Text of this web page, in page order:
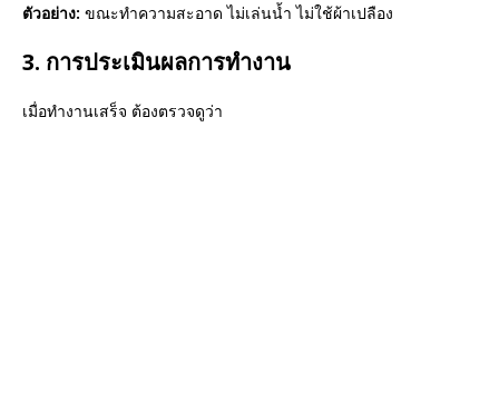
ตัวอย่าง: ขณะทำความสะอาด ไม่เล่นน้ำ ไม่ใช้ผ้าเปลือง
3. การประเมินผลการทำงาน
เมื่อทำงานเสร็จ ต้องตรวจดูว่า